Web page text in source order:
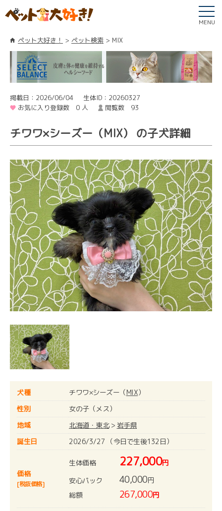
MENU
ペット大好き！ ペット検索 MIX
掲載日：2026/06/04
生体ID：20260327
お気に入り登録数 0 人
閲覧数 93
チワワ×シーズー（MIX） の子犬詳細
犬種 チワワ×シーズー（MIX）
性別
女の子（メス）
地域
北海道・東北> 岩手県
誕生日
2026/3/27 （今日で生後132日）
価格
[税抜価格]
生体価格 227,000円
安心パック
40,000円
総額
267,000円